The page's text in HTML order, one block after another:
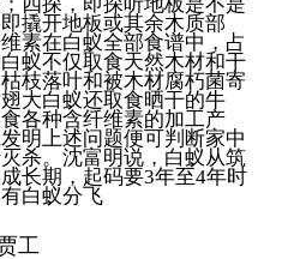
撬开地板或其余木质部
素在白蚁全部食谱中，占
蚁不仅取食天然木材和干
枝落叶和被木材腐朽菌寄
大白蚁还取食晒干的牛
各种含纤维素的加工产
明上述问题便可判断家中
杀。沈富明说，白蚁从筑
长期，起码要3年至4年时
白蚁分飞
工